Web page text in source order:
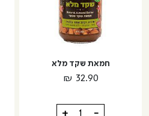
חמאת שקד מלא
₪ 32.90
-
כמות
+